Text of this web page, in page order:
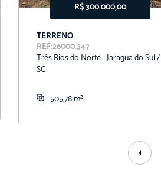
R$ 300.000,00
TERRENO
REF:26000.347
Três Rios do Norte - Jaragua do Sul /
SC
505,78 m²